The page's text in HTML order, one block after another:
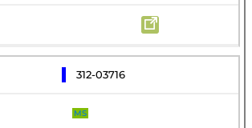
312-03716
MS